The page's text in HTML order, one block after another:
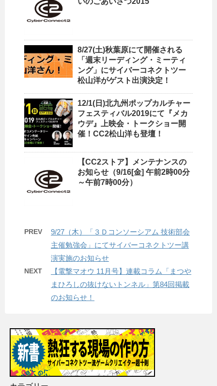
8/27(土)秋葉原にて開催される
「週末リーディング・ミーティ
ング」にサイバーコネクトツー
松山洋がゲスト出演決定！
12/1(日)北九州ポップカルチャー
フェスティバル2019にて『メカ
ウデ』上映会・トークショー開
催！CC2松山洋も登壇！
【CC2ストア】メンテナンスの
お知らせ（9/16[金] 午前2時00分
～午前7時00分）
PREV
9/27（木）「３Ｄコンソーシアム 技術部会
主催勉強会」にてサイバーコネクトツー講
演実施のお知らせ
NEXT
【電撃マオウ 11月号】連載コラム「まつや
まひろしの抜けないトンネル」第84回掲載
のお知らせ！